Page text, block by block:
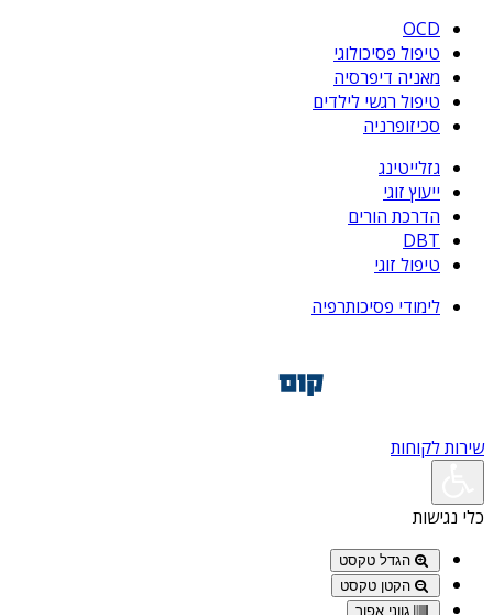
OCD
טיפול פסיכולוגי
מאניה דיפרסיה
טיפול רגשי לילדים
סכיזופרניה
גזלייטינג
ייעוץ זוגי
הדרכת הורים
DBT
טיפול זוגי
לימודי פסיכותרפיה
שירות לקוחות
כלי נגישות
הגדל טקסט
הקטן טקסט
גווני אפור